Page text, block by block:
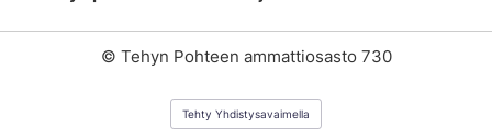
© Tehyn Pohteen ammattiosasto 730
Tehty Yhdistysavaimella